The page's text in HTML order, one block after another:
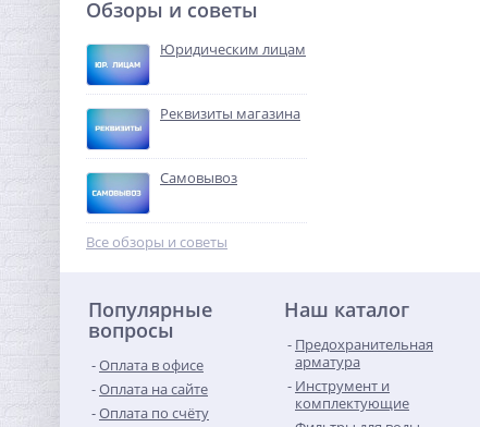
Ниппель редукция 1" x 1/2"
(НР) латунь UNI-FITT
751,00 руб.
-68%
Обзоры и советы
Юридическим лицам
Реквизиты магазина
Самовывоз
Все обзоры и советы
Популярные
вопросы
Оплата в офисе
Оплата на сайте
Оплата по счёту
Наш каталог
Предохранительная
арматура
Инструмент и
комплектующие